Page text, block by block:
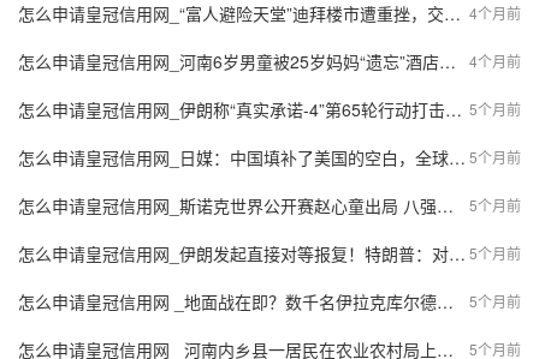
4个月前
怎么申请皇冠信用网_“富人避险天堂”迪拜楼市遭重挫，交易量暴跌五成
4个月前
怎么申请皇冠信用网_河南6岁男童被25岁妈妈“遗忘”酒店半月！酒店工作人员自发当起“临时妈妈”，妈妈终于现身，孩子紧抱不愿松手！网友：希望以后被善待
5个月前
怎么申请皇冠信用网_伊朗称“真实承诺-4”第65轮行动打击以色列炼油厂和美军基地
5个月前
怎么申请皇冠信用网_日媒：中国填补了美国的空白，全球南方国家相信中国才能带来更大的利益
5个月前
怎么申请皇冠信用网_斯诺克世界公开赛赵心童出局 八强中吴宜泽成东道主独苗
5个月前
怎么申请皇冠信用网_伊朗发起直接对等报复！特朗普：对以色列这次袭击“毫不知情”
5个月前
怎么申请皇冠信用网 _地面战在即？数千名伊拉克库尔德武装进攻伊朗
5个月前
怎么申请皇冠信用网 _河南内乡县一居民在农业农村局上厕所遭工作人员“辱骂”，官方通报